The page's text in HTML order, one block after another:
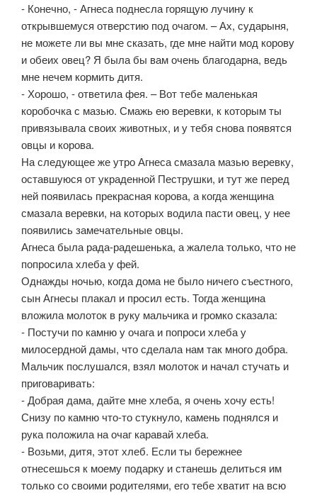
- Конечно, - Агнеса поднесла горящую лучину к
открывшемуся отверстию под очагом. – Ах, сударыня,
не можете ли вы мне сказать, где мне найти мод корову
и обеих овец? Я была бы вам очень благодарна, ведь
мне нечем кормить дитя.
- Хорошо, - ответила фея. – Вот тебе маленькая
коробочка с мазью. Смажь ею веревки, к которым ты
привязывала своих животных, и у тебя снова появятся
овцы и корова.
На следующее же утро Агнеса смазала мазью веревку,
оставшуюся от украденной Пеструшки, и тут же перед
ней появилась прекрасная корова, а когда женщина
смазала веревки, на которых водила пасти овец, у нее
появились замечательные овцы.
Агнеса была рада-радешенька, а жалела только, что не
попросила хлеба у фей.
Однажды ночью, когда дома не было ничего съестного,
сын Агнесы плакал и просил есть. Тогда женщина
вложила молоток в руку мальчика и громко сказала:
- Постучи по камню у очага и попроси хлеба у
милосердной дамы, что сделала нам так много добра.
Мальчик послушался, взял молоток и начал стучать и
приговаривать:
- Добрая дама, дайте мне хлеба, я очень хочу есть!
Снизу по камню что-то стукнуло, камень поднялся и
рука положила на очаг каравай хлеба.
- Возьми, дитя, этот хлеб. Если ты бережнее
отнесешься к моему подарку и станешь делиться им
только со своими родителями, его тебе хватит на всю